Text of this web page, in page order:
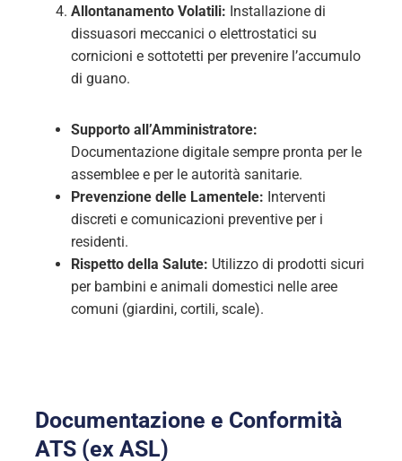
Allontanamento Volatili: Installazione di
dissuasori meccanici o elettrostatici su
cornicioni e sottotetti per prevenire l’accumulo
di guano.
Supporto all’Amministratore:
Documentazione digitale sempre pronta per le
assemblee e per le autorità sanitarie.
Prevenzione delle Lamentele: Interventi
discreti e comunicazioni preventive per i
residenti.
Rispetto della Salute: Utilizzo di prodotti sicuri
per bambini e animali domestici nelle aree
comuni (giardini, cortili, scale).
Documentazione e Conformità
ATS (ex ASL)